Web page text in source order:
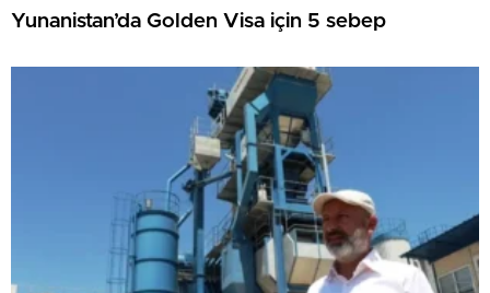
Yunanistan’da Golden Visa için 5 sebep